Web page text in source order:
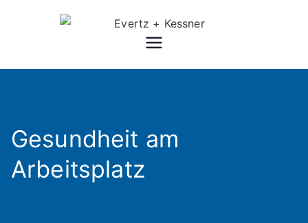
Evertz + Kessner
Steuerberater Langenfeld
Gesundheit am
Arbeitsplatz